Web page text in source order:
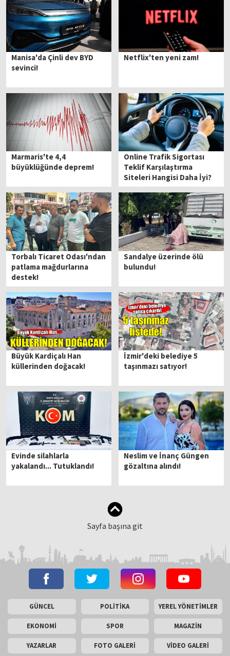
Manisa'da Çinli dev BYD
sevinci!
Netflix'ten yeni zam!
Marmaris'te 4,4
büyüklüğünde deprem!
Online Trafik Sigortası
Teklif Karşılaştırma
Siteleri Hangisi Daha İyi?
Torbalı Ticaret Odası'ndan
patlama mağdurlarına
destek!
Sandalye üzerinde ölü
bulundu!
Büyük Kardiçalı Han
küllerinden doğacak!
İzmir'deki belediye 5
taşınmazı satıyor!
Evinde silahlarla
yakalandı... Tutuklandı!
Neslim ve İnanç Güngen
gözaltına alındı!
Sayfa başına git
GÜNCEL POLİTİKA YEREL YÖNETİMLER
EKONOMİ SPOR MAGAZİN
YAZARLAR FOTO GALERİ VİDEO GALERİ